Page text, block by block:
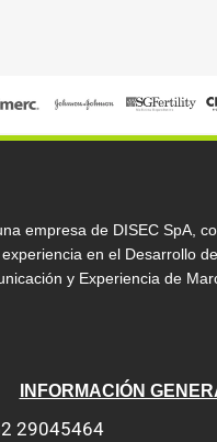
empresa de DISEC SpA,
en el Desarrollo
y Experiencia de
INFORMACIÓN
29045464